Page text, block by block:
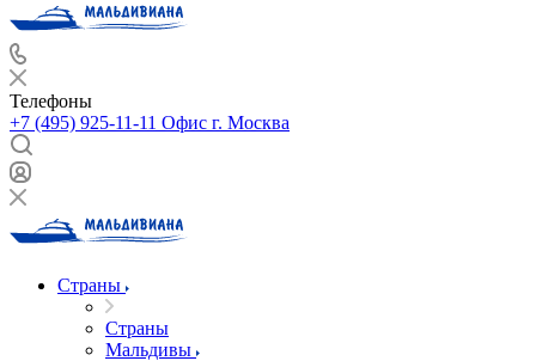
Телефоны
+7 (495) 925-11-11 Офис г. Москва
Страны
Страны
Мальдивы